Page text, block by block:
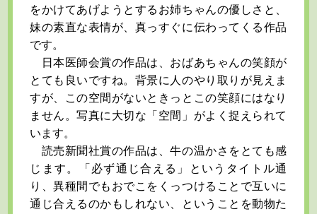
をかけてあげようとするお姉ちゃんの優しさと、
妹の素直な表情が、真っすぐに伝わってくる作品
です。
日本医師会賞の作品は、おばあちゃんの笑顔が
とても良いですね。背景に人のやり取りが見えま
すが、この空間がないときっとこの笑顔にはなり
ません。写真に大切な「空間」がよく捉えられて
います。
読売新聞社賞の作品は、牛の温かさをとても感
じます。「必ず通じ合える」というタイトル通
り、異種間でもおでこをくっつけることで互いに
通じ合えるのかもしれない、ということを動物た